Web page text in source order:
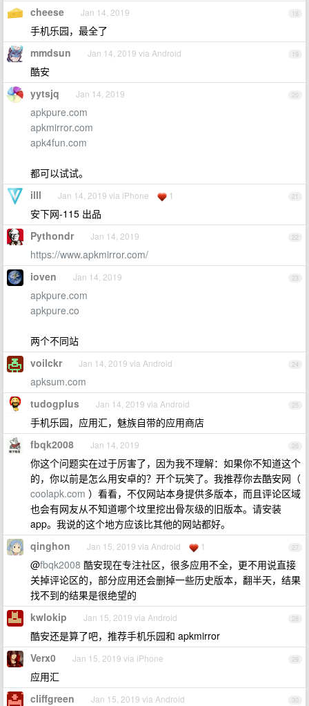
18
cheese Jan 14, 2019
手机乐园，最全了
19
mmdsun Jan 14, 2019 via Android
酷安
20
yytsjq Jan 14, 2019
apkpure.com
apkmirror.com
apk4fun.com
都可以试试。
21
illl Jan 14, 2019 via iPhone 1
安下网-115 出品
22
Pythondr Jan 14, 2019
https://www.apkmirror.com/
23
ioven Jan 14, 2019
apkpure.com
apkpure.co
两个不同站
24
voilckr Jan 14, 2019 via Android
apksum.com
25
tudogplus Jan 14, 2019 via Android
手机乐园，应用汇，魅族自带的应用商店
26
fbqk2008 Jan 14, 2019
你这个问题实在过于厉害了，因为我不理解：如果你不知道这个
的，你以前是怎么用安卓的？开个玩笑了。我推荐你去酷安网（
coolapk.com ）看看，不仅网站本身提供多版本，而且评论区域
也会有网友从不知道哪个坟里挖出骨灰级的旧版本。请安装
app。我说的这个地方应该比其他的网站都好。
27
qinghon Jan 15, 2019 via Android 1
@fbqk2008 酷安现在专注社区，很多应用不全，更不用说直接
关掉评论区的，部分应用还会删掉一些历史版本，翻半天，结果
找不到的结果是很绝望的
28
kwlokip Jan 15, 2019 via Android
酷安还是算了吧，推荐手机乐园和 apkmirror
29
Verx0 Jan 15, 2019 via iPhone
应用汇
30
cliffgreen Jan 15, 2019 via Android